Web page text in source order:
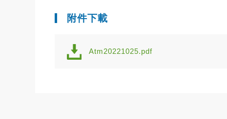
附件下載
Atm20221025.pdf